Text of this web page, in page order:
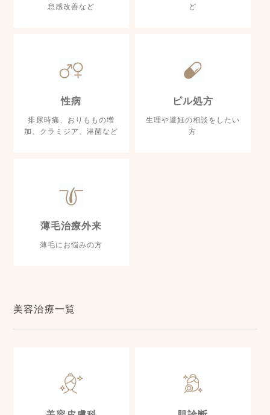
怠感改善など ど
性病
排尿時痛、おりももの増
加、クラミジア、淋菌など
ピル処方
生理や避妊の相談をしたい
方
薄毛治療外来
薄毛にお悩みの方
美容治療一覧